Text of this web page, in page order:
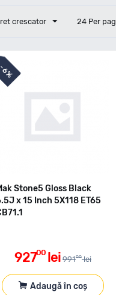
crescator 24 Per
-
6%
Stone5 Gloss Black
x 15 Inch 5X118 ET65
92700 lei 99100 lei
Adaugă în coș